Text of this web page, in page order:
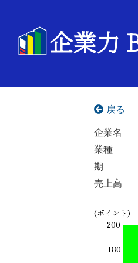
企業力
戻る
企業名
業種
期
売上高